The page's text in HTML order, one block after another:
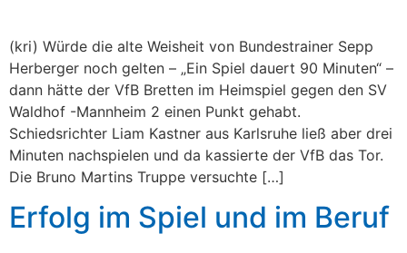
(kri) Würde die alte Weisheit von Bundestrainer Sepp
Herberger noch gelten – „Ein Spiel dauert 90 Minuten“ –
dann hätte der VfB Bretten im Heimspiel gegen den SV
Waldhof -Mannheim 2 einen Punkt gehabt.
Schiedsrichter Liam Kastner aus Karlsruhe ließ aber drei
Minuten nachspielen und da kassierte der VfB das Tor.
Die Bruno Martins Truppe versuchte […]
Erfolg im Spiel und im Beruf